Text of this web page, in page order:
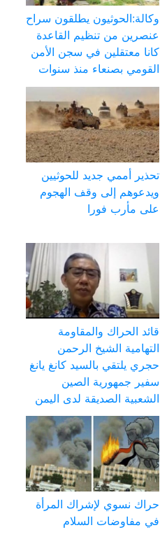
وكالة:الحوثيون يطلقون سراح
عنصرين من تنظيم القاعدة
كانا معتقلين في سجن الأمن
القومي بصنعاء منذ سنوات
تحذير أممي جديد للحوثيين
ويدعوهم إلى وقف الهجوم
على مأرب فورا
قائد الحراك والمقاومة
التهامية الشيخ الرحمن
حجري يلتقي بالسيد كانغ يانغ
سفير جمهورية الصين
الشعبية الصديقة لدى اليمن
حراك نسوي لإشراك المرأة
في مفاوضات السلام